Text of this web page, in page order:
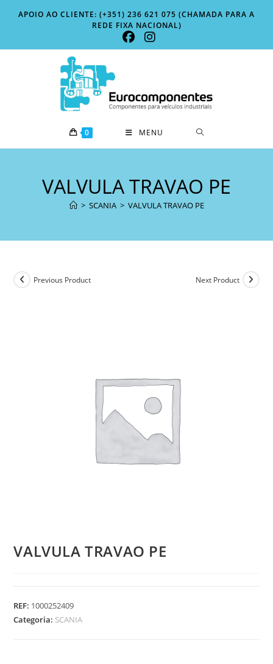
APOIO AO CLIENTE: (+351) 236 621 075 (CHAMADA PARA A
REDE FIXA NACIONAL)
0 MENU
VALVULA TRAVAO PE
> SCANIA > VALVULA TRAVAO PE
Previous Product Next Product
VALVULA TRAVAO PE
REF: 1000252409
Categoria: SCANIA